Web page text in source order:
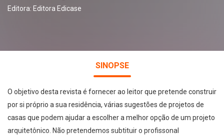
Editora: Editora Edicase
SINOPSE
O objetivo desta revista é fornecer ao leitor que pretende construir
por si próprio a sua residência, várias sugestões de projetos de
casas que podem ajudar a escolher a melhor opção de um projeto
arquitetônico. Não pretendemos subtituir o profissonal